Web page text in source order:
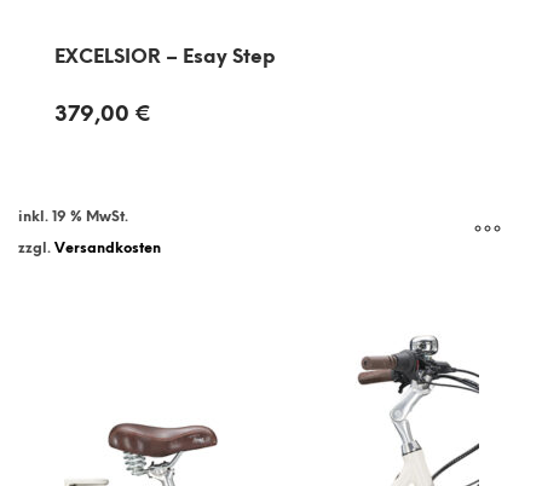
EXCELSIOR – Esay Step
379,00 €
inkl. 19 % MwSt.
zzgl. Versandkosten